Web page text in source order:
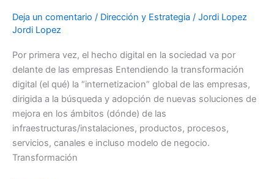
Deja un comentario / Dirección y Estrategia / Jordi Lopez
Jordi Lopez
Por primera vez, el hecho digital en la sociedad va por
delante de las empresas Entendiendo la transformación
digital (el qué) la “internetizacion” global de las empresas,
dirigida a la búsqueda y adopción de nuevas soluciones de
mejora en los ámbitos (dónde) de las
infraestructuras/instalaciones, productos, procesos,
servicios, canales e incluso modelo de negocio.
Transformación